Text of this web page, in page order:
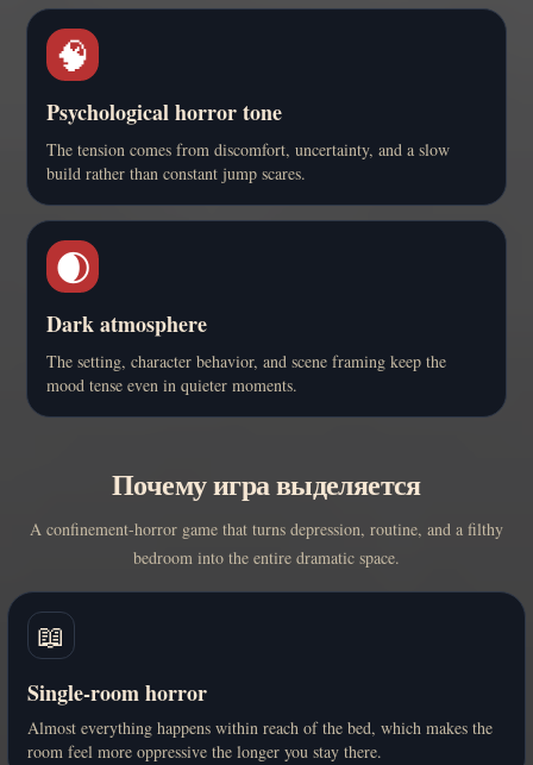
🧠
Psychological horror tone
The tension comes from discomfort, uncertainty, and a slow
build rather than constant jump scares.
🌒
Dark atmosphere
The setting, character behavior, and scene framing keep the
mood tense even in quieter moments.
Почему игра выделяется
A confinement-horror game that turns depression, routine, and a filthy
bedroom into the entire dramatic space.
📖
Single-room horror
Almost everything happens within reach of the bed, which makes the
room feel more oppressive the longer you stay there.